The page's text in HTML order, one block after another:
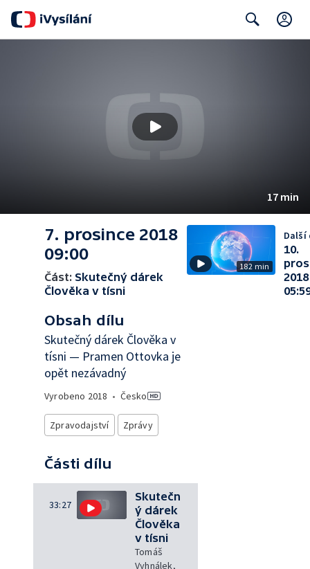
17 min
7. prosince 2018
09:00
Část: Skutečný dárek
Člověka v tísni
Obsah dílu
Skutečný dárek Člověka v
tísni — Pramen Ottovka je
opět nezávadný
Vyrobeno 2018 • Česko
Zpravodajství Zprávy
Části dílu
33:27
Skutečn
ý dárek
Člověka
v tísni
Tomáš
Vyhnálek,
182 min
Další
10.
2018